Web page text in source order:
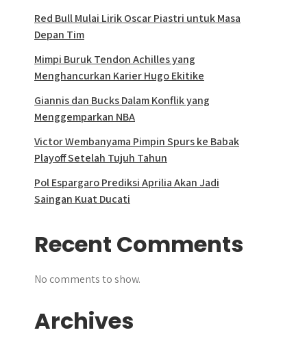
Red Bull Mulai Lirik Oscar Piastri untuk Masa
Depan Tim
Mimpi Buruk Tendon Achilles yang
Menghancurkan Karier Hugo Ekitike
Giannis dan Bucks Dalam Konflik yang
Menggemparkan NBA
Victor Wembanyama Pimpin Spurs ke Babak
Playoff Setelah Tujuh Tahun
Pol Espargaro Prediksi Aprilia Akan Jadi
Saingan Kuat Ducati
Recent Comments
No comments to show.
Archives